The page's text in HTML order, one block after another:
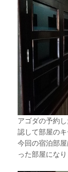
アゴダの予約
認して部屋のキ
今回の宿泊部
った部屋になり